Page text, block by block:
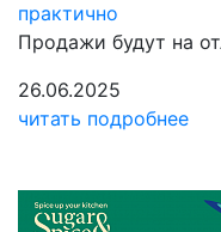
практично
Продажи будут на
26.06.2025
читать подробнее